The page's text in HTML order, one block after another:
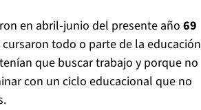
en abril-junio del presente año 69
todo o parte de la educación
que buscar trabajo y porque no
con un ciclo educacional que no